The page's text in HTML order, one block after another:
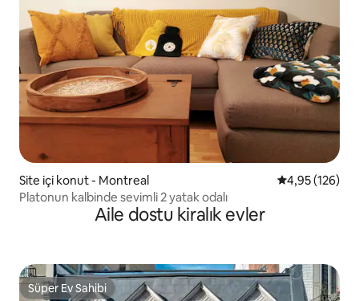
Site içi konut - Montreal 5 üzerinden
4,95 (126)
Platonun kalbinde sevimli 2 yatak odalı
Aile dostu kiralık evler
Süper Ev Sahibi
Süper Ev Sahibi